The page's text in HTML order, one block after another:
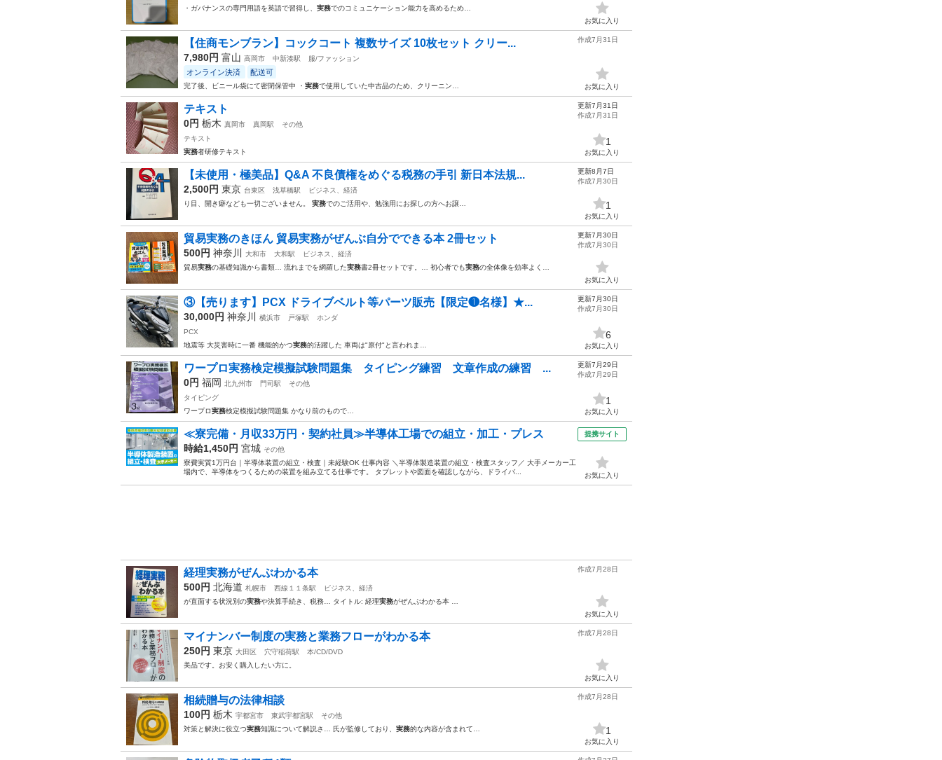
・ガバナンスの専門用語を英語で習得し、 実務でのコミュニケーション能力を高めるため…
お気に入り
【住商モンブラン】コックコート 複数サイズ 10枚セット クリー...
7,980円 富山 高岡市 中新湊駅 服/ファッション
オンライン決済 配送可
完了後、ビニール袋にて密閉保管中 ・ 実務で使用していた中古品のため、クリーニン…
作成7月31日
お気に入り
テキスト
0円 栃木 真岡市 真岡駅
その他
テキスト
実務者研修テキスト
更新7月31日
作成7月31日
1
お気に入り
【未使用・極美品】Q&A 不良債権をめぐる税務の手引 新日本法規...
2,500円 東京 台東区 浅草橋駅
ビジネス、経済
り目、開き癖なども一切ございません。 実務でのご活用や、勉強用にお探しの方へお譲…
更新8月7日
作成7月30日
1
お気に入り
貿易実務のきほん 貿易実務がぜんぶ自分でできる本 2冊セット
500円 神奈川 大和市 大和駅
ビジネス、経済
貿易実務の基礎知識から書類… 流れまでを網羅した実務書2冊セットです。… 初心者でも実務の全体像を効率よく…
更新7月30日
作成7月30日
お気に入り
③【売ります】PCX ドライブベルト等パーツ販売【限定❶名様】★...
30,000円 神奈川 横浜市 戸塚駅
ホンダ
PCX
地震等 大災害時に一番 機能的かつ実務的活躍した 車両は"原付"と言われま…
更新7月30日
作成7月30日
6
お気に入り
ワープロ実務検定模擬試験問題集 タイピング練習 文章作成の練習 ...
0円 福岡 北九州市 門司駅
その他
タイピング
ワープロ実務検定模擬試験問題集 かなり前のもので…
更新7月29日
作成7月29日
1
お気に入り
≪寮完備・月収33万円・契約社員≫半導体工場での組立・加工・プレス
時給1,450円 宮城 その他
寮費実質1万円台｜半導体装置の組立・検査｜未経験OK 仕事内容 ＼半導体製造装置の組立・検査スタッフ／ 大手メーカー工
場内で、半導体をつくるための装置を組み立てる仕事です。 タブレットや図面を確認しながら、ドライバ...
提携サイト
お気に入り
経理実務がぜんぶわかる本
500円 北海道 札幌市 西線１１条駅
ビジネス、経済
が直面する状況別の実務や決算手続き、税務… タイトル: 経理実務がぜんぶわかる本 …
作成7月28日
お気に入り
マイナンバー制度の実務と業務フローがわかる本
250円 東京 大田区 穴守稲荷駅
本/CD/DVD
美品です。お安く購入したい方に。
作成7月28日
お気に入り
相続贈与の法律相談
100円 栃木 宇都宮市 東武宇都宮駅
その他
対策と解決に役立つ実務知識について解説さ… 氏が監修しており、 実務的な内容が含まれて…
作成7月28日
1
お気に入り